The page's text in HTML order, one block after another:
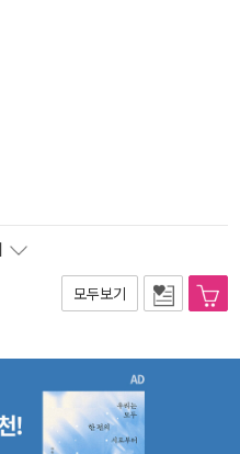
모두보기